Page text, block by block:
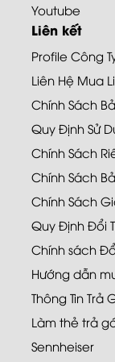
Youtube
Liên kết
Profile Công
Liên Hệ Mua
Chính Sách
Quy Định Sử
Chính Sách
Chính Sách
Chính Sách
Quy Định Đổi
Chính sách
Hướng dẫn
Thông Tin Trả
Làm thẻ trả
Sennheiser